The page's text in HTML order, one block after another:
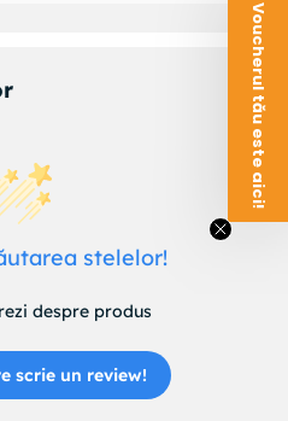
stelelor!
despre produs
scrie un review!
Voucherul tău este aici!